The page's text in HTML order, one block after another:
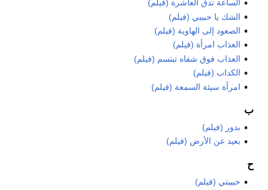
الساعة تدق العاشرة (فيلم)
الشك يا حبيبي (فيلم)
الصعود إلى الهاوية (فيلم)
العذاب امرأة (فيلم)
العذاب فوق شفاه تبتسم (فيلم)
الكداب (فيلم)
امرأة سيئة السمعة (فيلم)
ب
بدور (فيلم)
بعيد عن الأرض (فيلم)
ح
حبيبتي (فيلم)